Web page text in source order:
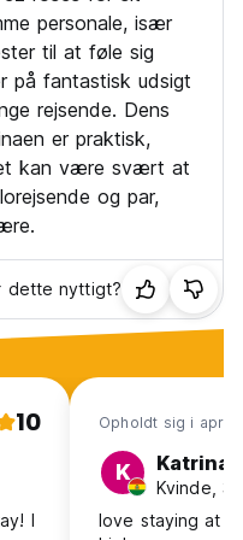
vejbeskrivelse.***
ankomst med kontanter
2,00 EUR per
(Auto-translated from
personale, især
til at føle sig
på fantastisk udsigt
rejsende. Dens
er praktisk,
kan være svært at
og par,
dette nyttigt?
10
I
Opholdt sig i apr.
K Katrina
Kvinde,
love staying at